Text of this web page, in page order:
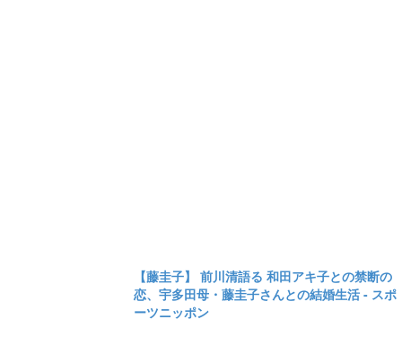
【藤圭子】 前川清語る 和田アキ子との禁断の
恋、宇多田母・藤圭子さんとの結婚生活 - スポ
ーツニッポン